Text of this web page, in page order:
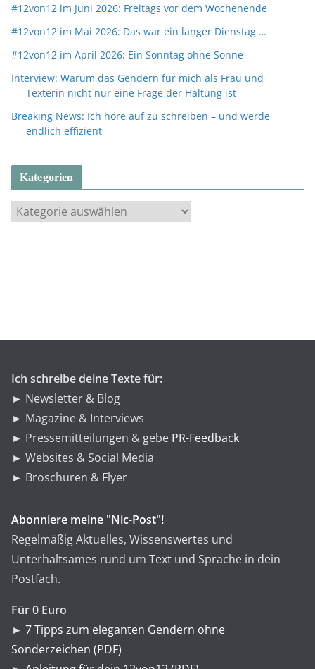
#12von12 im Juni 2026: Freitags vor dem Wochenende
#12von12 im Mai 2026: Das war ein langer Dienstag …
#12von12 im April 2026: Ein Sonntag ohne Sonne
Interview: Warum das Gendern für mich als Frau und
Texterin nicht nur eine Frage der Haltung ist
Breaking News: Ich höre auf zu schreiben – und werde
endlich effizient
Kategorien
a
Ich schreibe deine Texte für:
► Newsletter & Blog
► Magazine & Interviews
► Pressemitteilungen & gebe PR-Feedback
► Websites & Social Media
► Broschüren & Flyer
Abonniere meine "Nic-Post"!
Regelmäßig Aktuelles, Wissenswertes und
Unterhaltsames rund um Text und Sprache in dein
Postfach.
Für 0 Euro
► 7 Tipps zum eleganten Gendern ohne
Sonderzeichen (PDF)